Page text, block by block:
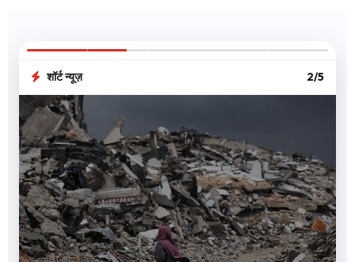
शॉर्ट न्यूज़ 2/5